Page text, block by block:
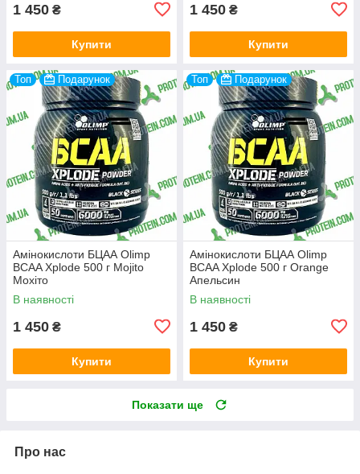
1 450 ₴
Купити
1 450 ₴
Купити
Топ Подарунок
Амінокислоти БЦАА Olimp
BCAA Xplode 500 г Mojito
Мохіто
В наявності
1 450 ₴
Купити
Топ Подарунок
Амінокислоти БЦАА Olimp
BCAA Xplode 500 г Orange
Апельсин
В наявності
1 450 ₴
Купити
Показати ще
Про нас